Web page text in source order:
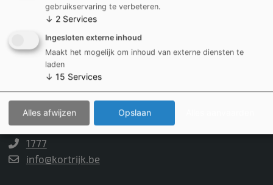
Stad Kortrijk
Grote Markt 54
8500 Kortrijk
BTW BE 0207.494.678
1777
info@kortrijk.be
gebruikservaring te verbeteren.
↓ 2 Services
Ingesloten externe inhoud
Maakt het mogelijk om inhoud van externe diensten te
laden
↓ 15 Services
Alles afwijzen Opslaan